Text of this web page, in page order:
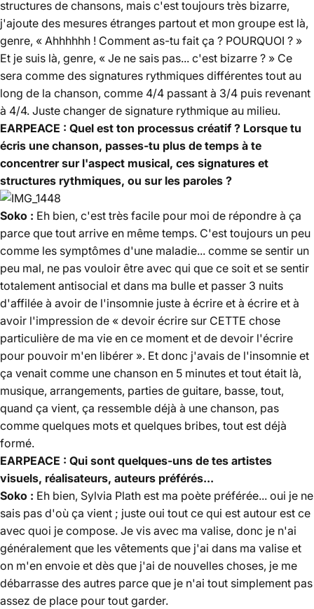
structures de chansons, mais c'est toujours très bizarre,
j'ajoute des mesures étranges partout et mon groupe est là,
genre, « Ahhhhhh ! Comment as-tu fait ça ? POURQUOI ? »
Et je suis là, genre, « Je ne sais pas... c'est bizarre ? » Ce
sera comme des signatures rythmiques différentes tout au
long de la chanson, comme 4/4 passant à 3/4 puis revenant
à 4/4. Juste changer de signature rythmique au milieu.
EARPEACE : Quel est ton processus créatif ? Lorsque tu
écris une chanson, passes-tu plus de temps à te
concentrer sur l'aspect musical, ces signatures et
structures rythmiques, ou sur les paroles ?
Soko : Eh bien, c'est très facile pour moi de répondre à ça
parce que tout arrive en même temps. C'est toujours un peu
comme les symptômes d'une maladie... comme se sentir un
peu mal, ne pas vouloir être avec qui que ce soit et se sentir
totalement antisocial et dans ma bulle et passer 3 nuits
d'affilée à avoir de l'insomnie juste à écrire et à écrire et à
avoir l'impression de « devoir écrire sur CETTE chose
particulière de ma vie en ce moment et de devoir l'écrire
pour pouvoir m'en libérer ». Et donc j'avais de l'insomnie et
ça venait comme une chanson en 5 minutes et tout était là,
musique, arrangements, parties de guitare, basse, tout,
quand ça vient, ça ressemble déjà à une chanson, pas
comme quelques mots et quelques bribes, tout est déjà
formé.
EARPEACE : Qui sont quelques-uns de tes artistes
visuels, réalisateurs, auteurs préférés...
Soko : Eh bien, Sylvia Plath est ma poète préférée... oui je ne
sais pas d'où ça vient ; juste oui tout ce qui est autour est ce
avec quoi je compose. Je vis avec ma valise, donc je n'ai
généralement que les vêtements que j'ai dans ma valise et
on m'en envoie et dès que j'ai de nouvelles choses, je me
débarrasse des autres parce que je n'ai tout simplement pas
assez de place pour tout garder.